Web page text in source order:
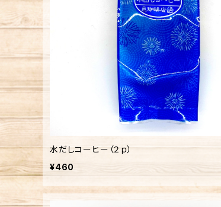
水だしコーヒー（２ｐ）
¥460